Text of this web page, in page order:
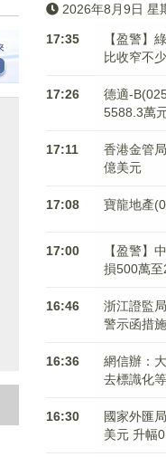
2026年8月9日 星
17:35
【盈警】
比收窄不
17:26
德適-
5588.3萬
17:11
香港金管
億美元
17:08 寶龍地產
17:00
【盈警】
損500萬
16:46
浙江證監
警示函措施
16:36
網信辦：
去標識化
16:30
國家外匯
美元 升幅